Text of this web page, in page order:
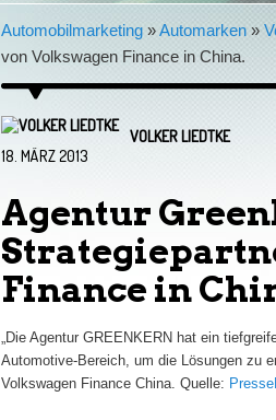
Automobilmarketing»Automarken»
von Volkswagen Finance in China.
VOLKER LIEDTKE
18. MÄRZ 2013
Agentur
Finance in
„Die Agentur GREENKERN hat ein
Automotive-Bereich, um die Lösungen zu
Volkswagen Finance China. Quelle: